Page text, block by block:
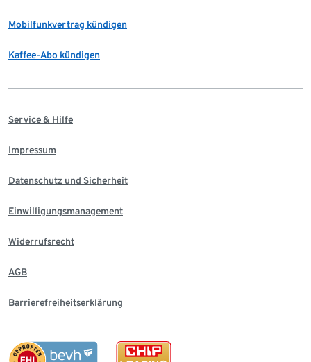
Mobilfunkvertrag kündigen
Kaffee-Abo kündigen
Service & Hilfe
Impressum
Datenschutz und Sicherheit
Einwilligungsmanagement
Widerrufsrecht
AGB
Barrierefreiheitserklärung